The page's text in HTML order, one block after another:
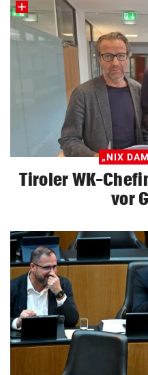
„NIX
Tiroler WK-
vor